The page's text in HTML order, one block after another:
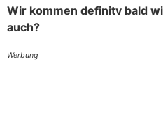
Wir kommen definitv bald
auch?
Werbung